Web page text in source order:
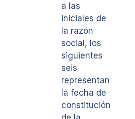
a las
iniciales de
la razón
social, los
siguientes
seis
representan
la fecha de
constitución